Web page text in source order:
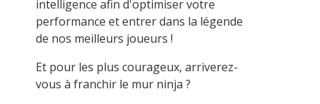
intelligence afin d'optimiser votre
performance et entrer dans la légende
de nos meilleurs joueurs !
Et pour les plus courageux, arriverez-
vous à franchir le mur ninja ?